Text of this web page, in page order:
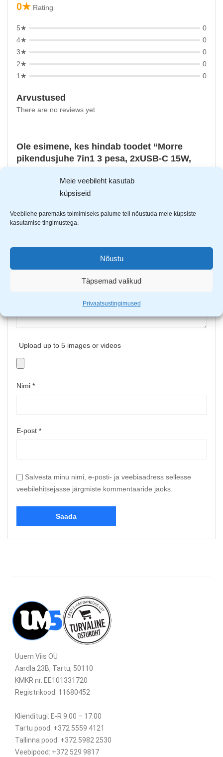
Meie veebileht kasutab
küpsiseid
Veebilehe paremaks toimimiseks palume teil nõustuda meie küpsiste
kasutamise tingimustega.
Nõustu
Täpsemad valikud
Privaatsustingimused
0★ Rating
5★
0
4★
0
3★
0
2★
0
1★
0
Arvustused
There are no reviews yet
Ole esimene, kes hindab toodet “Morre
pikendusjuhe 7in1 3 pesa, 2xUSB-C 15W,
Sinu e-postiaadressi ei avaldata. Nõutavad väljad on
-ga
Sinu hinnang
Upload up to 5 images or videos
Nimi *
E-post *
Salvesta minu nimi, e-posti- ja veebiaadress sellesse
veebilehitsejasse järgmiste kommentaaride jaoks.
Uuem Viis OÜ
Aardla 23B, Tartu, 50110
KMKR nr. EE101331720
Registrikood: 11680452
Klienditugi: E-R 9.00 – 17.00
Tartu pood: +372 5559 4121
Tallinna pood: +372 5982 2530
Veebipood: +372 529 9817